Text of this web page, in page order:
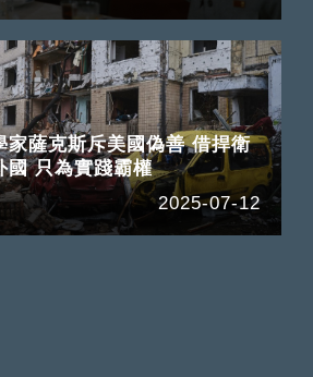
家薩克斯斥美國偽善 借捍衛
國 只為實踐霸權
2025-07-12